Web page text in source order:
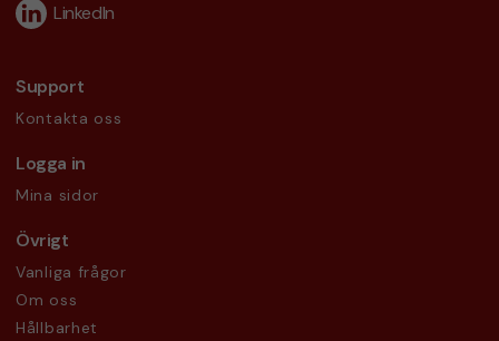
LinkedIn
Support
Kontakta oss
Logga in
Mina sidor
Övrigt
Vanliga frågor
Om oss
Hållbarhet